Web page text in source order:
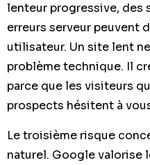
lenteur progressive, des
erreurs serveur peuvent
utilisateur. Un site lent
problème technique. Il
parce que les visiteurs
prospects hésitent à
Le troisième risque
naturel. Google valorise